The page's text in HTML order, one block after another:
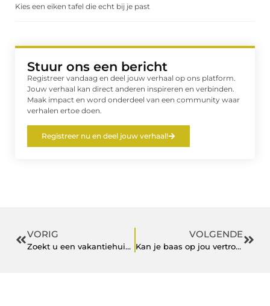
Kies een eiken tafel die echt bij je past
Stuur ons een bericht
Registreer vandaag en deel jouw verhaal op ons platform.
Jouw verhaal kan direct anderen inspireren en verbinden.
Maak impact en word onderdeel van een community waar
verhalen ertoe doen.
Registreer nu en deel jouw verhaal!
VORIG
Zoekt u een vakantiehuis waar honden toegestaan zijn? Lees dan snel verder!
VOLGENDE
Kan je baas op jou vertrouwen